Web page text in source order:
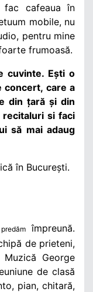
fac cafeaua în
mobile, nu
pentru mine
frumoasă.
cuvinte. Ești o
concert, care a
din țară și din
recitaluri si faci
să mai adaug
în București.
predămîmpreună.
de prieteni,
George
de clasă
pian, chitară,